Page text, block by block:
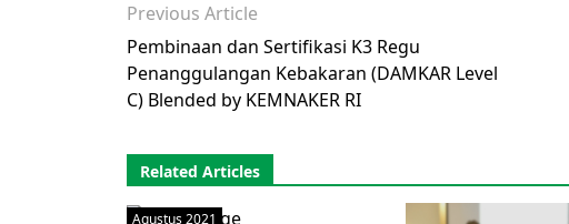
Previous Article
Pembinaan dan Sertifikasi K3 Regu
Penanggulangan Kebakaran (DAMKAR Level
C) Blended by KEMNAKER RI
Related Articles
Agustus 2021